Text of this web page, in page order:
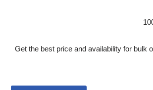
Get the best price and availability for bulk